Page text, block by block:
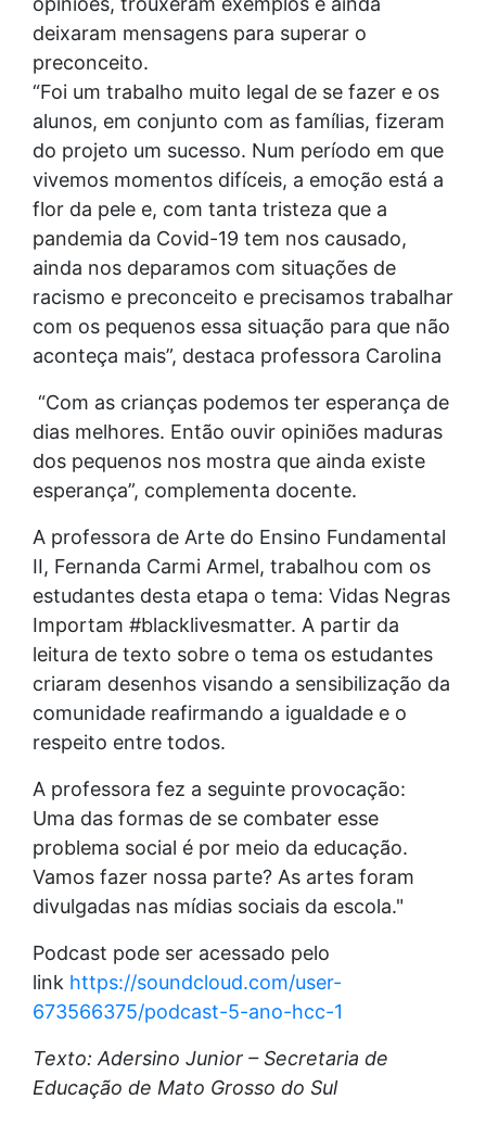
deixaram mensagens para superar o
preconceito.
“Foi um trabalho muito legal de se fazer e os
alunos, em conjunto com as famílias, fizeram
do projeto um sucesso. Num período em que
vivemos momentos difíceis, a emoção está a
flor da pele e, com tanta tristeza que a
pandemia da Covid-19 tem nos causado,
ainda nos deparamos com situações de
racismo e preconceito e precisamos trabalhar
com os pequenos essa situação para que não
aconteça mais”, destaca professora Carolina
“Com as crianças podemos ter esperança de
dias melhores. Então ouvir opiniões maduras
dos pequenos nos mostra que ainda existe
esperança”, complementa docente.
A professora de Arte do Ensino Fundamental
II, Fernanda Carmi Armel, trabalhou com os
estudantes desta etapa o tema: Vidas Negras
Importam #blacklivesmatter. A partir da
leitura de texto sobre o tema os estudantes
criaram desenhos visando a sensibilização da
comunidade reafirmando a igualdade e o
respeito entre todos.
A professora fez a seguinte provocação:
Uma das formas de se combater esse
problema social é por meio da educação.
Vamos fazer nossa parte? As artes foram
divulgadas nas mídias sociais da escola."
Podcast pode ser acessado pelo
link https://soundcloud.com/user-
673566375/podcast-5-ano-hcc-1
Texto: Adersino Junior – Secretaria de
Educação de Mato Grosso do Sul